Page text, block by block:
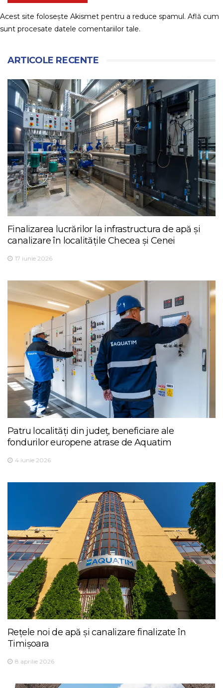
Acest site folosește Akismet pentru a reduce spamul. Află cum
sunt procesate datele comentariilor tale.
ARTICOLE RECENTE
Finalizarea lucrărilor la infrastructura de apă și
canalizare în localitățile Checea și Cenei
17 iunie 2026
Patru localități din județ, beneficiare ale
fondurilor europene atrase de Aquatim
4 iunie 2026
Rețele noi de apă și canalizare finalizate în
Timișoara
8 aprilie 2026